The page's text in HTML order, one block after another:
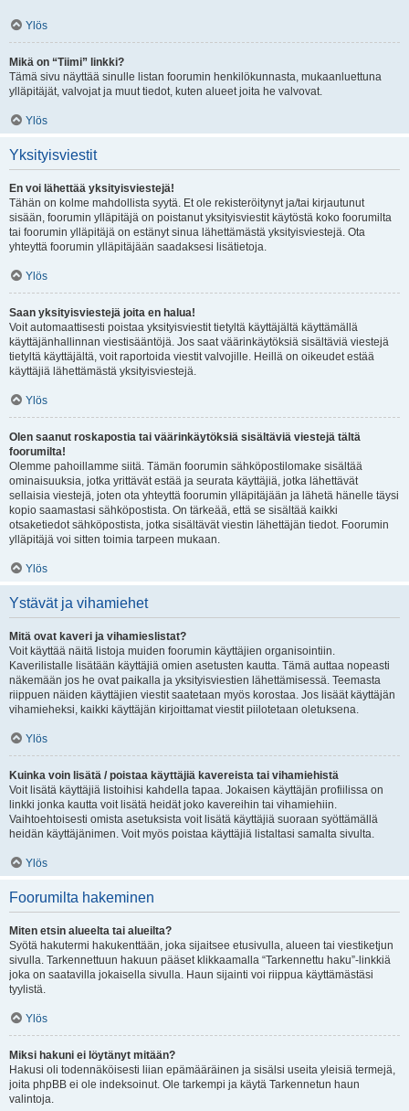
Ylös
Mikä on “Tiimi” linkki?
Tämä sivu näyttää sinulle listan foorumin henkilökunnasta, mukaanluettuna
ylläpitäjät, valvojat ja muut tiedot, kuten alueet joita he valvovat.
Ylös
Yksityisviestit
En voi lähettää yksityisviestejä!
Tähän on kolme mahdollista syytä. Et ole rekisteröitynyt ja/tai kirjautunut
sisään, foorumin ylläpitäjä on poistanut yksityisviestit käytöstä koko foorumilta
tai foorumin ylläpitäjä on estänyt sinua lähettämästä yksityisviestejä. Ota
yhteyttä foorumin ylläpitäjään saadaksesi lisätietoja.
Ylös
Saan yksityisviestejä joita en halua!
Voit automaattisesti poistaa yksityisviestit tietyltä käyttäjältä käyttämällä
käyttäjänhallinnan viestisääntöjä. Jos saat väärinkäytöksiä sisältäviä viestejä
tietyltä käyttäjältä, voit raportoida viestit valvojille. Heillä on oikeudet estää
käyttäjiä lähettämästä yksityisviestejä.
Ylös
Olen saanut roskapostia tai väärinkäytöksiä sisältäviä viestejä tältä
foorumilta!
Olemme pahoillamme siitä. Tämän foorumin sähköpostilomake sisältää
ominaisuuksia, jotka yrittävät estää ja seurata käyttäjiä, jotka lähettävät
sellaisia viestejä, joten ota yhteyttä foorumin ylläpitäjään ja lähetä hänelle täysi
kopio saamastasi sähköpostista. On tärkeää, että se sisältää kaikki
otsaketiedot sähköpostista, jotka sisältävät viestin lähettäjän tiedot. Foorumin
ylläpitäjä voi sitten toimia tarpeen mukaan.
Ylös
Ystävät ja vihamiehet
Mitä ovat kaveri ja vihamieslistat?
Voit käyttää näitä listoja muiden foorumin käyttäjien organisointiin.
Kaverilistalle lisätään käyttäjiä omien asetusten kautta. Tämä auttaa nopeasti
näkemään jos he ovat paikalla ja yksityisviestien lähettämisessä. Teemasta
riippuen näiden käyttäjien viestit saatetaan myös korostaa. Jos lisäät käyttäjän
vihamieheksi, kaikki käyttäjän kirjoittamat viestit piilotetaan oletuksena.
Ylös
Kuinka voin lisätä / poistaa käyttäjiä kavereista tai vihamiehistä
Voit lisätä käyttäjiä listoihisi kahdella tapaa. Jokaisen käyttäjän profiilissa on
linkki jonka kautta voit lisätä heidät joko kavereihin tai vihamiehiin.
Vaihtoehtoisesti omista asetuksista voit lisätä käyttäjiä suoraan syöttämällä
heidän käyttäjänimen. Voit myös poistaa käyttäjiä listaltasi samalta sivulta.
Ylös
Foorumilta hakeminen
Miten etsin alueelta tai alueilta?
Syötä hakutermi hakukenttään, joka sijaitsee etusivulla, alueen tai viestiketjun
sivulla. Tarkennettuun hakuun pääset klikkaamalla “Tarkennettu haku”-linkkiä
joka on saatavilla jokaisella sivulla. Haun sijainti voi riippua käyttämästäsi
tyylistä.
Ylös
Miksi hakuni ei löytänyt mitään?
Hakusi oli todennäköisesti liian epämääräinen ja sisälsi useita yleisiä termejä,
joita phpBB ei ole indeksoinut. Ole tarkempi ja käytä Tarkennetun haun
valintoja.